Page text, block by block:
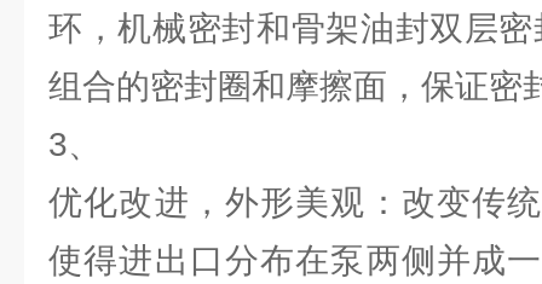
环，机械密封和骨架油封双层
组合的密封圈和摩擦面，保证密
3、
优化改进，外形美观：改变传
使得进出口分布在泵两侧并成